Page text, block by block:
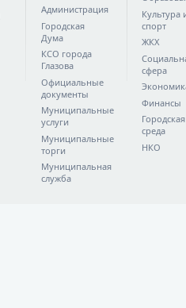
Администрация
Городская
Дума
КСО города
Глазова
Официальные
документы
Муниципальные
услуги
Муниципальные
торги
Муниципальная
служба
Культура
спорт
ЖКХ
сфера
Финансы
Городская
среда
НКО